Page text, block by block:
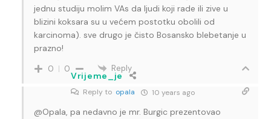
jednu studiju molim VAs da ljudi koji rade ili zive u
blizini koksara su u većem postotku obolili od
karcinoma). sve drugo je čisto Bosansko blebetanje u
prazno!
0 0 Reply
Vrijeme_je
Reply to opala 10 years ago
@Opala, pa nedavno je mr. Burgic prezentovao